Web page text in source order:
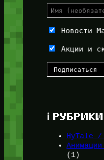
Новости
Акции и
ℹ️
HyTale /
(1)